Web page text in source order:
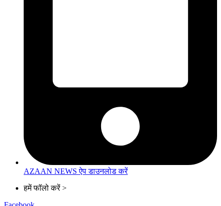
AZAAN NEWS ऐप डाउनलोड करें
हमें फॉलो करें >